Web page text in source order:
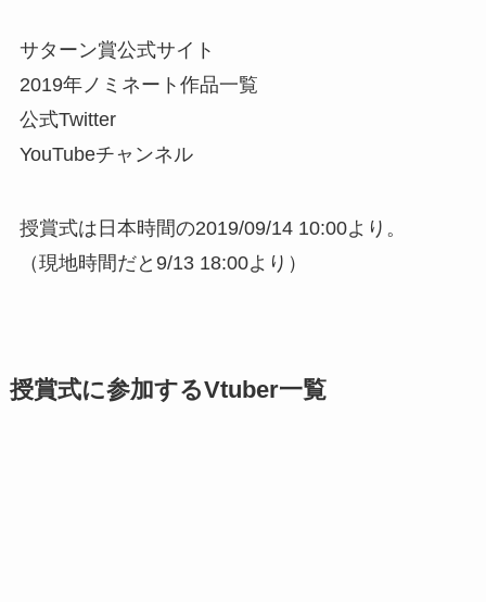
サターン賞公式サイト
2019年ノミネート作品一覧
公式Twitter
YouTubeチャンネル
授賞式は日本時間の2019/09/14 10:00より。
（現地時間だと9/13 18:00より）
授賞式に参加するVtuber一覧